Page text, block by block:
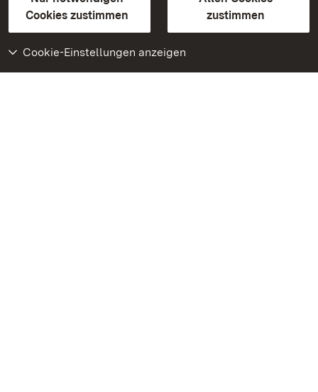
Cookies zustimmen
zustimmen
Cookie-Einstellungen anzeigen
BITV-konform (geprüfte Seiten)
Weiteres